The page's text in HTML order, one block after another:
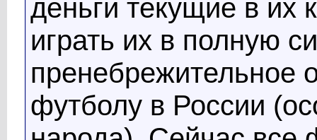
деньги текущие в их
играть их в полную
пренебрежительное
футболу в России